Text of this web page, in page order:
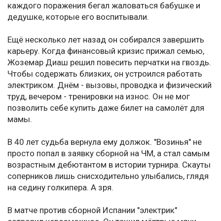
каждого поражения бегал жаловаться бабушке и
дедушке, которые его воспитывали.
Ещё несколько лет назад он собирался завершить
карьеру. Когда финансовый кризис прижал семью,
Жоземар Диаш решил повесить перчатки на гвоздь.
Чтобы содержать близких, он устроился работать
электриком. Днём - вызовы, проводка и физический
труд, вечером - тренировки на износ. Он не мог
позволить себе купить даже билет на самолёт для
мамы.
В 40 лет судьба вернула ему должок. "Возинья" не
просто попал в заявку сборной на ЧМ, а стал самым
возрастным дебютантом в истории турнира. Скауты
соперников лишь снисходительно улыбались, глядя
на седину голкипера. А зря.
В матче против сборной Испании "электрик"